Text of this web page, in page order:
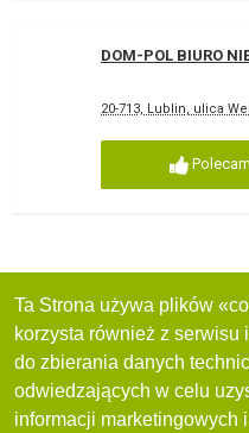
DOM-POL BIURO
20-713, Lublin, ulica
Polecam
Ta Strona używa plików
korzysta również z serwisu
do zbierania danych
odwiedzających w celu
informacji marketingowych